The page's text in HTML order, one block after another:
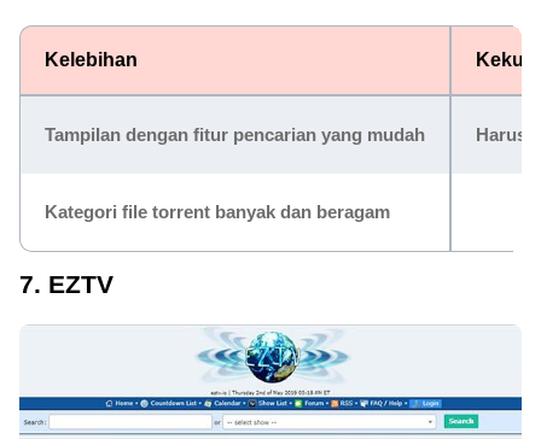
Kelebihan
Tampilan dengan fitur pencarian yang mudah Harus
Kategori file torrent banyak dan beragam
7. EZTV